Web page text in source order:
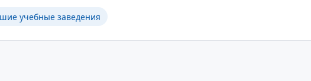
учебные заведения